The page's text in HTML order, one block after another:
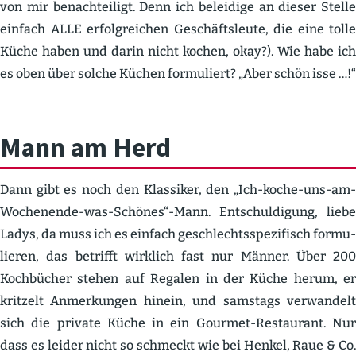
von mir benach­teiligt. Denn ich beleidige an dieser Stelle
einfach ALLE erfolg­reichen Geschäfts­leute, die eine tolle
Küche haben und darin nicht kochen, okay?). Wie habe ich
es oben über solche Küchen formu­liert? „Aber schön isse …!“
Mann am Herd
Dann gibt es noch den Klassiker, den „Ich-koche-uns-am-
Wochenende-was-Schönes“-Mann. Entschul­digung, liebe
Ladys, da muss ich es einfach geschlechts­spe­zi­fisch formu­
lieren, das betrifft wirklich fast nur Männer. Über 200
Kochbücher stehen auf Regalen in der Küche herum, er
kritzelt Anmer­kungen hinein, und samstags verwandelt
sich die private Küche in ein Gourmet-Restaurant. Nur
dass es leider nicht so schmeckt wie bei Henkel, Raue & Co.